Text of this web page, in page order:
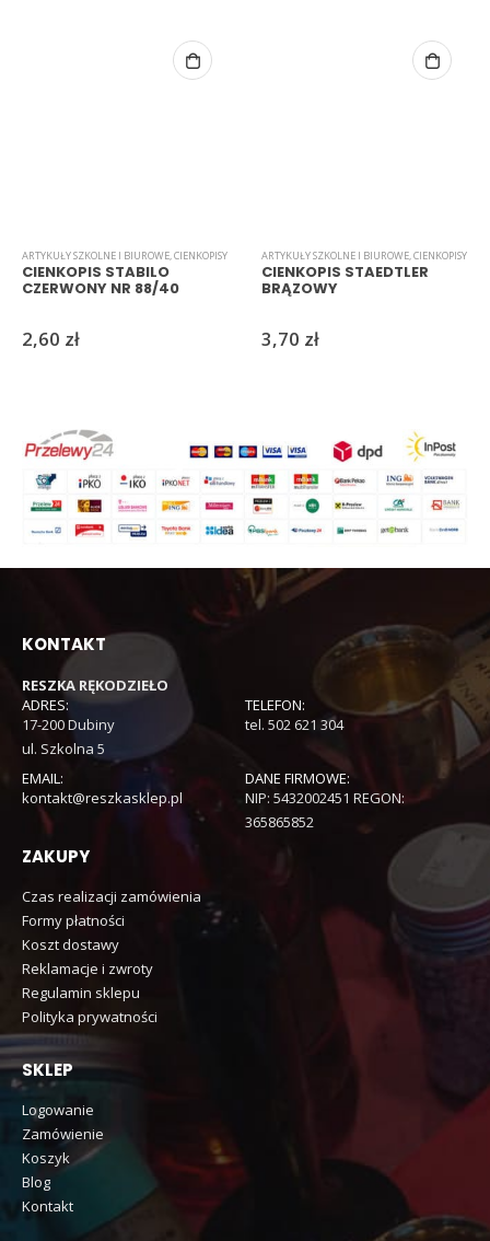
ARTYKUŁY SZKOLNE I BIUROWE,CIENKOPISY
CIENKOPIS STABILO
CZERWONY NR 88/40
2,60 zł
ARTYKUŁY SZKOLNE I BIUROWE,CIENKOPISY
CIENKOPIS STAEDTLER
BRĄZOWY
3,70 zł
KONTAKT
RESZKA RĘKODZIEŁO
ADRES:
17-200 Dubiny
ul. Szkolna 5
TELEFON:
tel. 502 621 304
EMAIL:
kontakt@reszkasklep.pl
DANE FIRMOWE:
NIP: 5432002451 REGON:
365865852
ZAKUPY
Czas realizacji zamówienia
Formy płatności
Koszt dostawy
Reklamacje i zwroty
Regulamin sklepu
Polityka prywatności
SKLEP
Logowanie
Zamówienie
Koszyk
Blog
Kontakt